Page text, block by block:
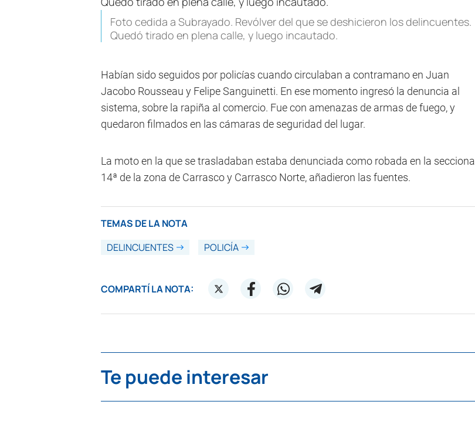
Foto cedida a Subrayado. Revólver del que se deshicieron los delincuentes.
Quedó tirado en plena calle, y luego incautado.
Habían sido seguidos por policías cuando circulaban a contramano en Juan
Jacobo Rousseau y Felipe Sanguinetti. En ese momento ingresó la denuncia al
sistema, sobre la rapiña al comercio. Fue con amenazas de armas de fuego, y
quedaron filmados en las cámaras de seguridad del lugar.
La moto en la que se trasladaban estaba denunciada como robada en la seccional
14ª de la zona de Carrasco y Carrasco Norte, añadieron las fuentes.
TEMAS DE LA NOTA
DELINCUENTES
POLICÍA
COMPARTÍ LA NOTA:
Te puede interesar